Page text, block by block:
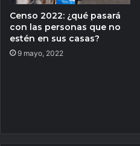
Censo 2022: ¿qué pasará
con las personas que no
estén en sus casas?
9 mayo, 2022